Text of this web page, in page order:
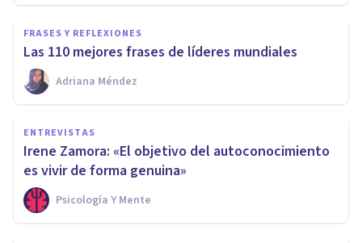
FRASES Y REFLEXIONES
Las 110 mejores frases de líderes mundiales
Adriana Méndez
ENTREVISTAS
Irene Zamora: «El objetivo del autoconocimiento
es vivir de forma genuina»
Psicología Y Mente